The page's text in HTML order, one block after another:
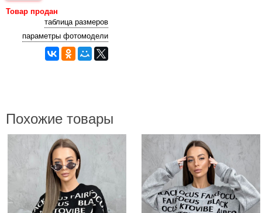
Товар продан
таблица размеров
параметры фотомодели
Похожие товары